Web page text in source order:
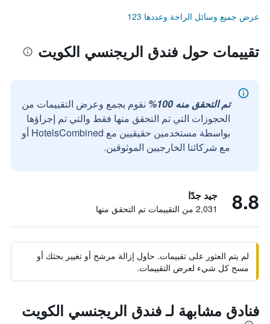
عرض جميع وسائل الراحة وعددها 123
تقييمات حول فندق الريجنسي الكويت
تم التحقق منه 100%
نقوم بجمع وعرض التقييمات من
الحجوزات التي تم التحقق منها فقط والتي تم إجراؤها
بواسطة مستخدمين حقيقيين مع HotelsCombined أو
مع شركائنا الخارجيين الموثوقين.
8.8 جيد جدًا
2,031 من التقييمات تم التحقق منها
لم يتم العثور على تقييمات. حاول إزالة مرشح أو تغيير بحثك أو
مسح كل شيء لعرض التقييمات.
فنادق مشابهة لـ فندق الريجنسي الكويت